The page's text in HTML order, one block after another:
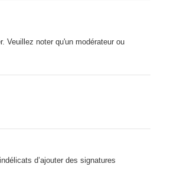
Veuillez noter qu'un modérateur ou
d’ajouter des signatures